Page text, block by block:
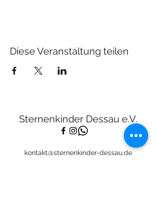
Diese Veranstaltung teilen
Sternenkinder Dessau e.V.
kontakt@sternenkinder-dessau.de